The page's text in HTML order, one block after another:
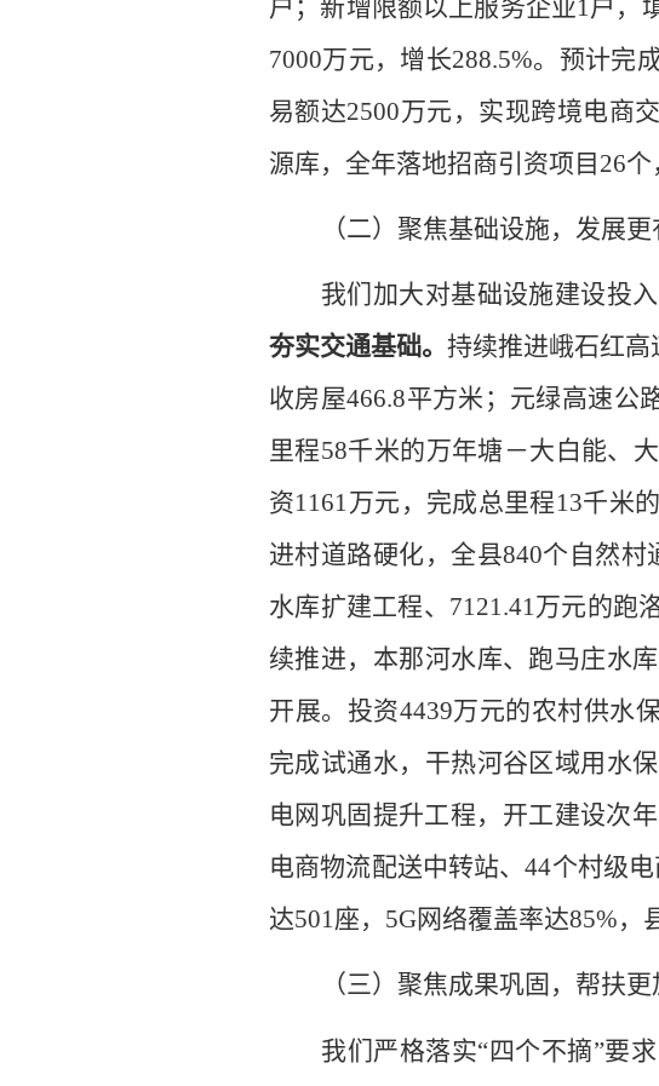
户；新增限额以上服务企业1 户，
7000万元，增长288.5%。 预计完
易额达2500万元，实现跨境电商
源库，全年落地招商引资项目 26个
（二）聚焦基础设施，发展
我们加大对基础设施建设投
夯实交通基础。 持续推进峨石红高
收房屋466.8平方米 ； 元绿高速公
里程58千米的万年塘－大白能、
资1161万元，完成总里程13千米的
进村道路硬化 ，全县840个自然村
水库扩建工程、 7121.41万元的跑
续推进， 本那河水库、 跑马庄水
开展。 投资4439万元的农村供水
完成试通水， 干热河谷区域用水
电网巩固提升工程，开工建设次
电商物流配送中转站、44个村级
达501座， 5G网络覆盖率达85%，
（三） 聚焦成果巩固 ， 帮扶更
我们严格落实“四个不摘”要